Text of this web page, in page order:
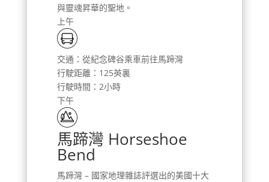
與靈魂昇華的聖地。
上午
交通：從紀念碑谷乘車前往馬蹄灣
行駛距離：125英裏
行駛時間：2小時
下午
馬蹄灣 Horseshoe
Bend
馬蹄灣 – 國家地理雜誌評選出的美國十大